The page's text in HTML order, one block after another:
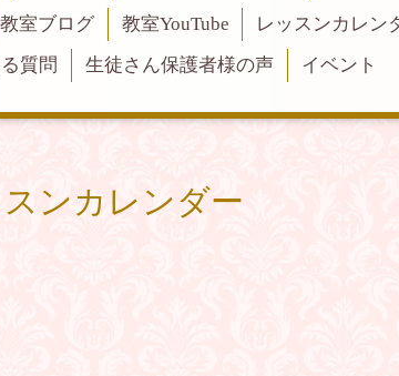
教室ブログ 教室YouTube レッスンカレン
質問 生徒さん保護者様の声 イベント
ンカレンダー